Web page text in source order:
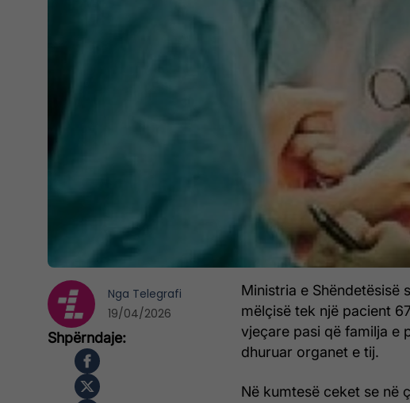
Ministria e Shëndetësisë
mëlçisë tek një pacient
vjeçare pasi që familja e
dhuruar organet e tij.
Në kumtesë ceket se në
Nga Telegrafi
19/04/2026